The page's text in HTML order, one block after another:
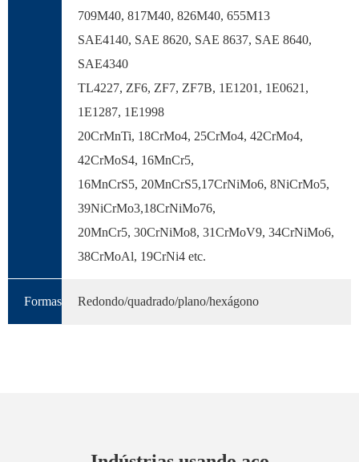
709M40, 817M40, 826M40, 655M13
SAE4140, SAE 8620, SAE 8637, SAE 8640,
SAE4340
TL4227, ZF6, ZF7, ZF7B, 1E1201, 1E0621,
1E1287, 1E1998
20CrMnTi, 18CrMo4, 25CrMo4, 42CrMo4,
42CrMoS4, 16MnCr5,
16MnCrS5, 20MnCrS5,17CrNiMo6, 8NiCrMo5,
39NiCrMo3,18CrNiMo76,
20MnCr5, 30CrNiMo8, 31CrMoV9, 34CrNiMo6,
38CrMoAl, 19CrNi4 etc.
Formas Redondo/quadrado/plano/hexágono